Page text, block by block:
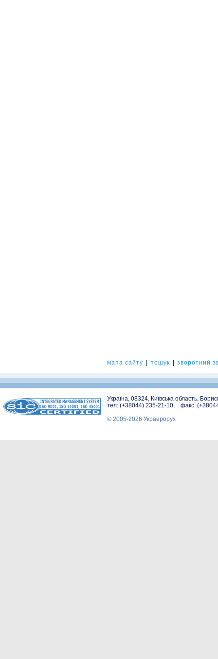
мапа сайту пошук зворотний
Україна, 08324, Київська область,
тел: (+38044) 235-21-10, факс:
© 2005-2026 Украерорух